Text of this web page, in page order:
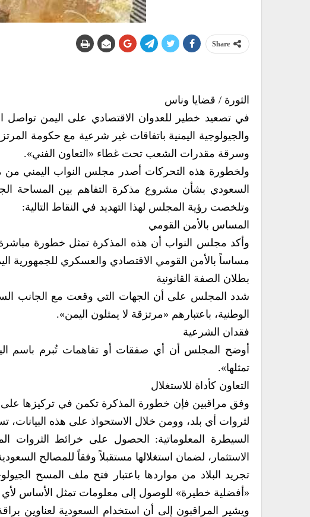
Share
الثورة / قضايا وناس
في تصعيد خطير للعدوان الاقتصادي على اليمن تواصل
والجيولوجية اليمنية باتفاقات غير شرعية مع حكومة
وسرقة مقدرات الشعب تحت غطاء «التعاون الفني».
ولخطورة هذه التحركات أصدر مجلس النواب اليمني من
السعودي بشأن مشروع مذكرة التفاهم بين المساحة
وتلخصت رؤية المجلس لهذا التهديد في النقاط التالية:
المساس بالأمن القومي
وأكد مجلس النواب أن هذه المذكرة تمثل خطورة مباشرة
مساساً بالأمن القومي الاقتصادي والعسكري للجمهورية
بطلان الصفة القانونية
شدد المجلس على أن الجهات التي وقعت مع الجانب
الوطنية، باعتبارهم «مرتزقة لا يمثلون اليمن».
فقدان الشرعية
أوضح المجلس أن أي صفقات أو تفاهمات تُبرم باسم
تمثلها».
التعاون كأداة للاستغلال
وفق مراقبين فإن خطورة المذكرة تكمن في تركيزها على
لثروات أي بلد، وومن خلال الاستحواذ على هذه البيانات،
السيطرة المعلوماتية: الحصول على خرائط الثروات
الاستثمار، لضمان استغلالها مستقبلاً وفقاً للمصالح
تجريد البلاد من مواردها باعتبار فتح ملف المسح
«أفضلية خطيرة» للوصول إلى معلومات تمثل الأساس لأي
ويشير المراقبون إلى أن استخدام السعودية لعناوين